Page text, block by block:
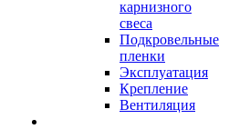
карнизного
свеса
Подкровельные
пленки
Эксплуатация
Крепление
Вентиляция